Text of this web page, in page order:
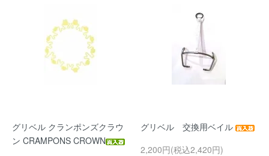
グリベル クランポンズクラウ
ン CRAMPONS CROWN
グリベル 交換用ベイル
2,200円(税込2,420円)